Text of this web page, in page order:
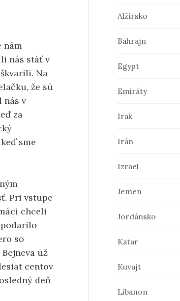
nám
nás stáť v
Na
že sú
nás v
za
sme
Pri vstupe
chceli
so
už
centov
deň
Alžírsko
Bahrajn
Egypt
Emiráty
Irak
Irán
Izrael
Jemen
Jordánsko
Katar
Kuvajt
Libanon